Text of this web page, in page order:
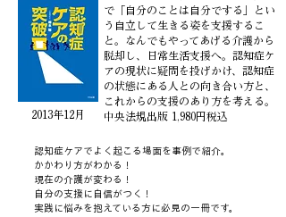
2013年12月
で「自分のことは自分でする」とい
う自立して生きる姿を支援するこ
と。なんでもやってあげる介護から
脱却し、日常生活支援へ。認知症ケ
アの現状に疑問を投げかけ、認知症
の状態にある人との向き合い方と、
これからの支援のあり方を考える。
中央法規出版 1,980円税込
認知症ケアでよく起こる場面を事例で紹介。
かかわり方がわかる！
現在の介護が変わる！
​自分の支援に自信がつく！
​実践に悩みを抱えている方に必見の一冊です。